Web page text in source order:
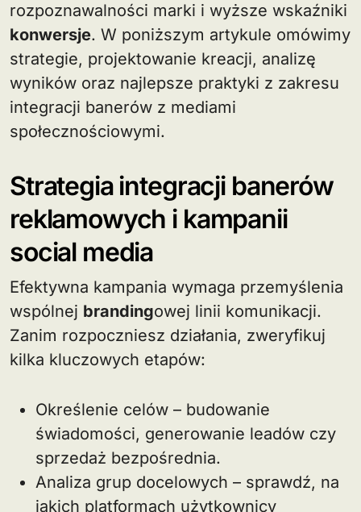
rozpoznawalności marki i wyższe wskaźniki
konwersje. W poniższym artykule omówimy
strategie, projektowanie kreacji, analizę
wyników oraz najlepsze praktyki z zakresu
integracji banerów z mediami
społecznościowymi.
Strategia integracji banerów
reklamowych i kampanii
social media
Efektywna kampania wymaga przemyślenia
wspólnej brandingowej linii komunikacji.
Zanim rozpoczniesz działania, zweryfikuj
kilka kluczowych etapów:
Określenie celów – budowanie
świadomości, generowanie leadów czy
sprzedaż bezpośrednia.
Analiza grup docelowych – sprawdź, na
jakich platformach użytkownicy